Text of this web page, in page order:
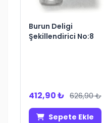
Burun Deligi
Şekillendirici No:8
412,90 ₺ 626,90 ₺
Sepete Ekle